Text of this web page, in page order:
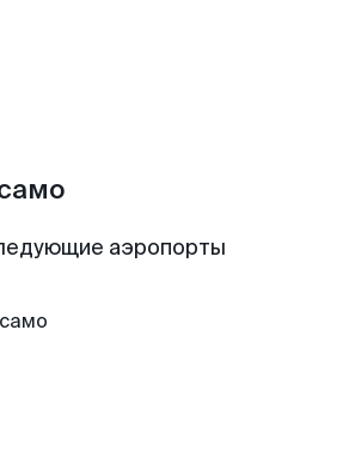
аэропорты